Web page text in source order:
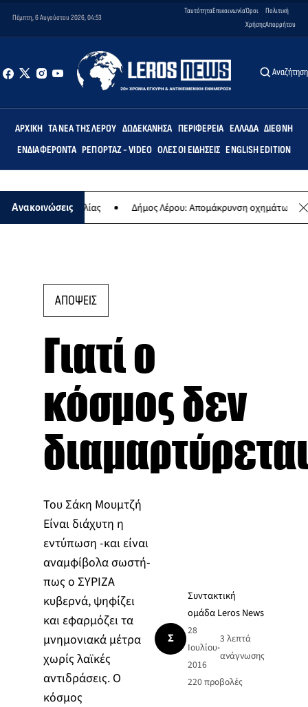
Πέμπτη, 6 Αυγούστου 2026, 04:53
ΤαυτότηταΕπικοινωνίαΌροι
Χρήσης
Πολιτική
Απορρήτου
Αναζήτηση
ΑΡΧΙΚΉ ΤΑ ΝΈΑ ΤΗΣ ΛΈΡΟΥ ΔΩΔΕΚΆΝΗΣΑ ΠΕΡΙΦΈΡΕΙΑ ΕΛΛΆΔΑ ΔΙΕΘΝΉ
ΕΝΔΙΑΦΈΡΟΝΤΑ ΡΕΠΟΡΤΆΖ - VIDEO ΌΛΕΣ ΟΙ ΕΙΔΉΣΕΙΣ ENGLISH EDITION
Ανακοινώσεις
συναυλίας Δήμος Λέρου: Απομάκρυνση οχημάτων και
ΑΠΟΨΕΙΣ
Γιατί ο
κόσμος δεν
Του Σάκη Μουμτζή
Είναι διάχυτη η
εντύπωση -και είναι
αναμφίβολα σωστή-
πως ο ΣΥΡΙΖΑ
κυβερνά, ψηφίζει
και εφαρμόζει τα
μνημονιακά μέτρα
χωρίς λαϊκές
αντιδράσεις. Ο
κόσμος
Σ
Συντακτική
ομάδα Leros News
28
Ιουλίου
2016
•
3 λεπτά
ανάγνωσης
220προβολές